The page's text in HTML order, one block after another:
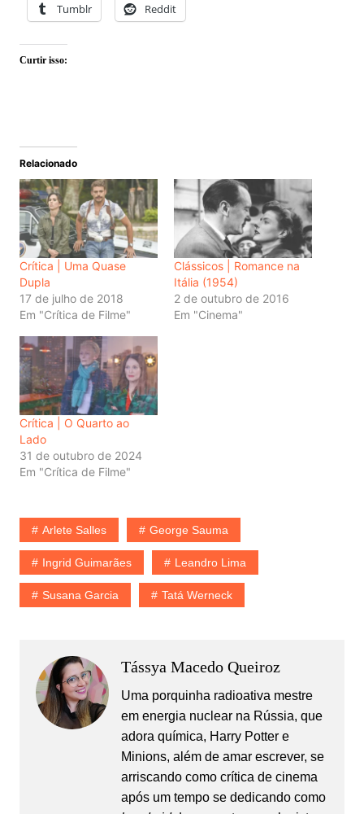
Tumblr Reddit
Curtir isso:
Relacionado
Crítica | Uma Quase
Dupla
17 de julho de 2018
Em "Crítica de Filme"
Clássicos | Romance na
Itália (1954)
2 de outubro de 2016
Em "Cinema"
Crítica | O Quarto ao
Lado
31 de outubro de 2024
Em "Crítica de Filme"
Arlete Salles George Sauma
Ingrid Guimarães Leandro Lima
Susana Garcia Tatá Werneck
Tássya Macedo Queiroz
Uma porquinha radioativa mestre
em energia nuclear na Rússia, que
adora química, Harry Potter e
Minions, além de amar escrever, se
arriscando como crítica de cinema
após um tempo se dedicando como